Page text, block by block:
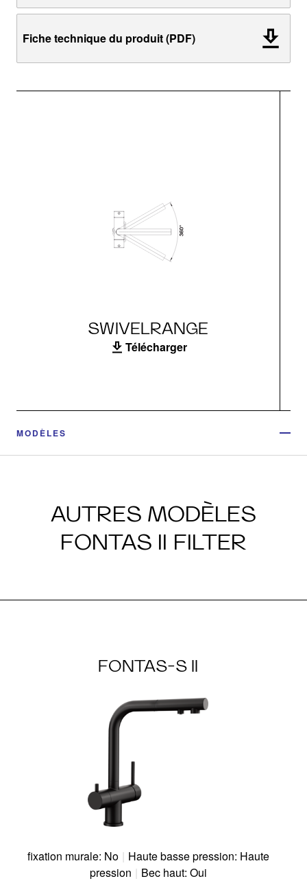
Fiche technique du produit (PDF)
SWIVELRANGE
Télécharger
MODÈLES
AUTRES MODÈLES
FONTAS II FILTER
FONTAS-S II
fixation murale: No | Haute basse pression: Haute
pression | Bec haut: Oui